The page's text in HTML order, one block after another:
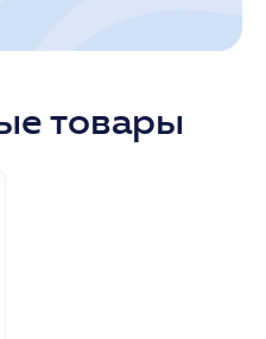
товары